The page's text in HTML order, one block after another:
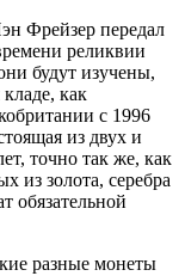
Фрейзер передал
реликвии
будут изучены,
как
с 1996
из двух и
точно так же, как
из золота, серебра
обязательной
разные монеты